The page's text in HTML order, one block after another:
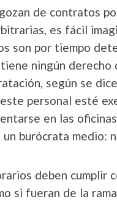
de contratos
es fácil
son por tiempo
ningún
según se
personal esté
en las
burócrata medio:
deben cumplir
si fueran de la